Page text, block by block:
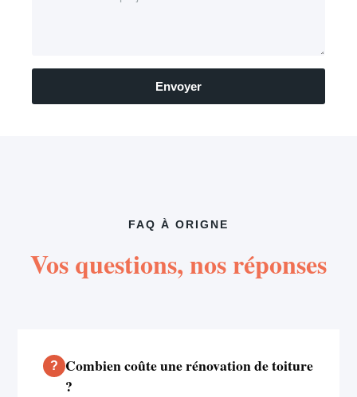
Envoyer
FAQ À ORIGNE
Vos questions, nos réponses
Combien coûte une rénovation de toiture
?